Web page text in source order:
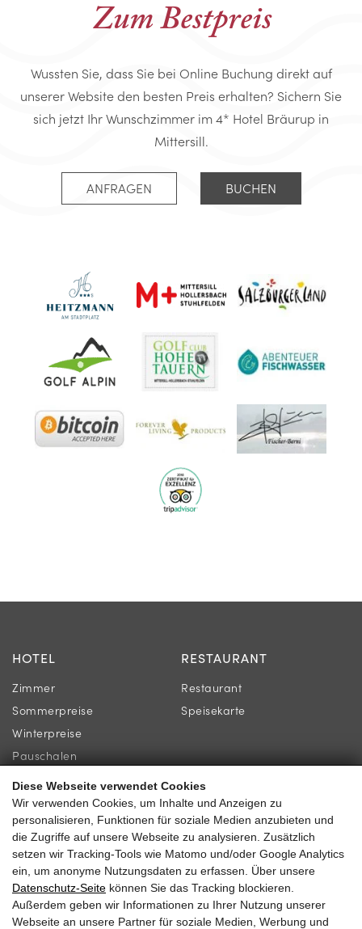
Diese Webseite verwendet Cookies
Wir verwenden Cookies, um Inhalte und Anzeigen zu
personalisieren, Funktionen für soziale Medien anzubieten und
die Zugriffe auf unsere Webseite zu analysieren. Zusätzlich
setzen wir Tracking-Tools wie Matomo und/oder Google Analytics
ein, um anonyme Nutzungsdaten zu erfassen. Über unsere
Datenschutz-Seite können Sie das Tracking blockieren.
Außerdem geben wir Informationen zu Ihrer Nutzung unserer
Webseite an unsere Partner für soziale Medien, Werbung und
Zum Bestpreis
Wussten Sie, dass Sie bei Online Buchung direkt auf
unserer Website den besten Preis erhalten? Sichern Sie
sich jetzt Ihr Wunschzimmer im 4* Hotel Bräurup in
Mittersill.
ANFRAGEN BUCHEN
HOTEL
Zimmer
Sommerpreise
Winterpreise
Pauschalen
RESTAURANT
Restaurant
Speisekarte
INFORMATION
Jobs
Newsletter
Online-Shop & Gutschein
KONTAKT
Familie Gassner
Kirchgasse 9
5730 Mittersill